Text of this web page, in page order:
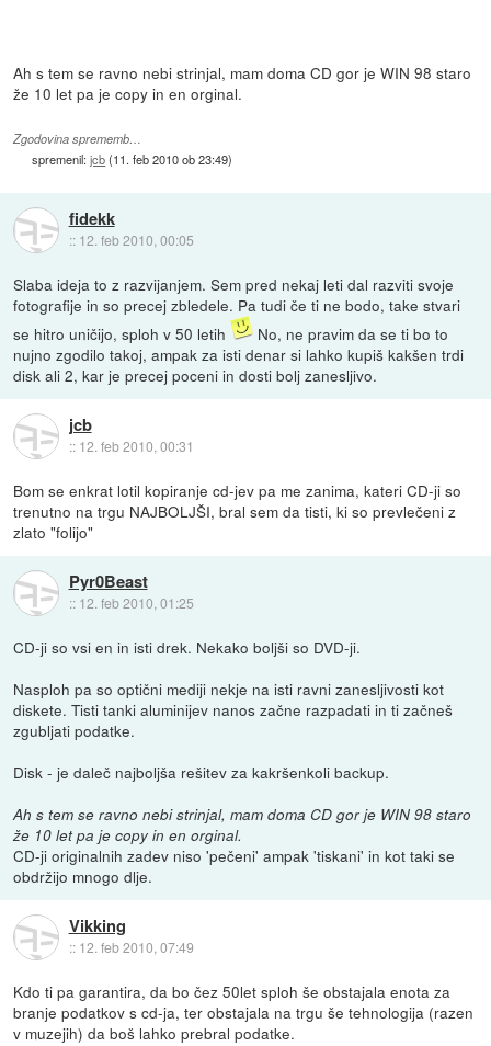
Ah s tem se ravno nebi strinjal, mam doma CD gor je WIN 98 staro
že 10 let pa je copy in en orginal.
Zgodovina sprememb…
spremenil:jcb(11. feb 2010 ob 23:49)
fidekk
:: 12. feb 2010, 00:05
Slaba ideja to z razvijanjem. Sem pred nekaj leti dal razviti svoje
fotografije in so precej zbledele. Pa tudi če ti ne bodo, take stvari
se hitro uničijo, sploh v 50 letih
No, ne pravim da se ti bo to
nujno zgodilo takoj, ampak za isti denar si lahko kupiš kakšen trdi
disk ali 2, kar je precej poceni in dosti bolj zanesljivo.
jcb
:: 12. feb 2010, 00:31
Bom se enkrat lotil kopiranje cd-jev pa me zanima, kateri CD-ji so
trenutno na trgu NAJBOLJŠI, bral sem da tisti, ki so prevlečeni z
zlato "folijo"
Pyr0Beast
:: 12. feb 2010, 01:25
CD-ji so vsi en in isti drek. Nekako boljši so DVD-ji.
Nasploh pa so optični mediji nekje na isti ravni zanesljivosti kot
diskete. Tisti tanki aluminijev nanos začne razpadati in ti začneš
zgubljati podatke.
Disk - je daleč najboljša rešitev za kakršenkoli backup.
Ah s tem se ravno nebi strinjal, mam doma CD gor je WIN 98 staro
že 10 let pa je copy in en orginal.
CD-ji originalnih zadev niso 'pečeni' ampak 'tiskani' in kot taki se
obdržijo mnogo dlje.
Vikking
:: 12. feb 2010, 07:49
Kdo ti pa garantira, da bo čez 50let sploh še obstajala enota za
branje podatkov s cd-ja, ter obstajala na trgu še tehnologija (razen
v muzejih) da boš lahko prebral podatke.